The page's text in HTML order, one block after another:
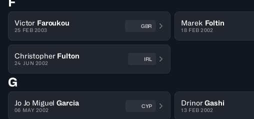
Victor Faroukou
25 FEB 2003
GBR Marek Foltin
18 FEB 2002
Christopher Fulton
24 JUN 2002
IRL
G
Jo Jo Miguel Garcia
06 MAY 2002
CYP Drinor Gashi
13 FEB 2002